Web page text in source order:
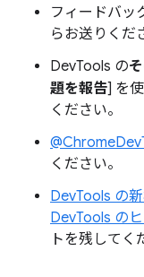
フィードバッ
らお送りくだ
DevTools の
題を報告] を
ください。
ください。
DevTools の
DevTools の
トを残してく